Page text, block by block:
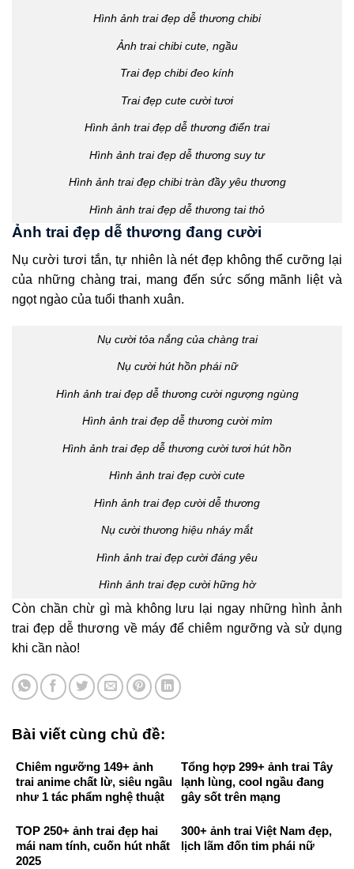
Hình ảnh trai đẹp dễ thương chibi
Ảnh trai chibi cute, ngầu
Trai đẹp chibi đeo kính
Trai đẹp cute cười tươi
Hình ảnh trai đẹp dễ thương điển trai
Hình ảnh trai đẹp dễ thương suy tư
Hình ảnh trai đẹp chibi tràn đầy yêu thương
Hình ảnh trai đẹp dễ thương tai thỏ
Ảnh trai đẹp dễ thương đang cười
Nụ cười tươi tắn, tự nhiên là nét đẹp không thể cưỡng lại
của những chàng trai, mang đến sức sống mãnh liệt và
ngọt ngào của tuổi thanh xuân.
Nụ cười tỏa nắng của chàng trai
Nụ cười hút hồn phái nữ
Hình ảnh trai đẹp dễ thương cười ngượng ngùng
Hình ảnh trai đẹp dễ thương cười mỉm
Hình ảnh trai đẹp dễ thương cười tươi hút hồn
Hình ảnh trai đẹp cười cute
Hình ảnh trai đẹp cười dễ thương
Nụ cười thương hiệu nháy mắt
Hình ảnh trai đẹp cười đáng yêu
Hình ảnh trai đẹp cười hững hờ
Còn chần chừ gì mà không lưu lại ngay những hình ảnh
trai đẹp dễ thương về máy để chiêm ngưỡng và sử dụng
khi cần nào!
Bài viết cùng chủ đề:
Chiêm ngưỡng 149+ ảnh
trai anime chất lừ, siêu ngầu
như 1 tác phẩm nghệ thuật
Tổng hợp 299+ ảnh trai Tây
lạnh lùng, cool ngầu đang
gây sốt trên mạng
TOP 250+ ảnh trai đẹp hai
mái nam tính, cuốn hút nhất
2025
300+ ảnh trai Việt Nam đẹp,
lịch lãm đốn tim phái nữ